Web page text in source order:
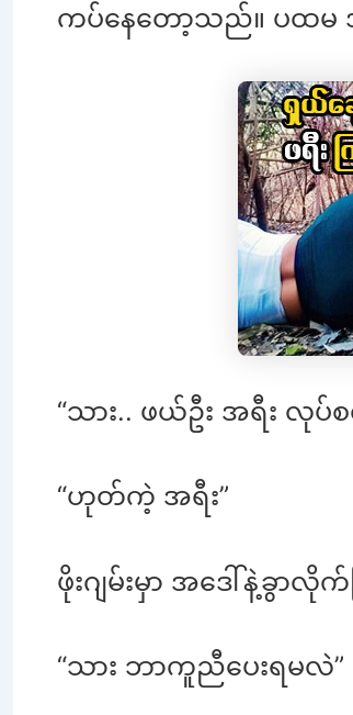
ကပ်နေတော့သည်။ ပထမ အ
“သား.. ဖယ်ဦး အရီး လုပ်
“ဟုတ်ကဲ့ အရီး”
ဖိုးဂျမ်းမှာ အဒေါ်နဲ့ခွာလိုက်
“သား ဘာကူညီပေးရမလဲ”